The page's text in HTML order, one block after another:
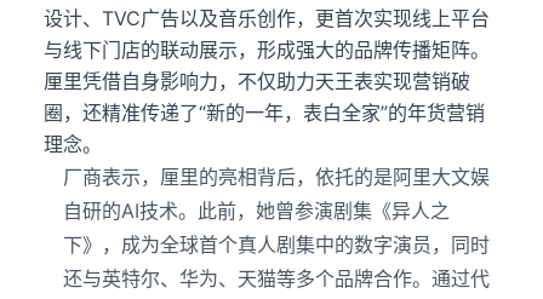
设计、TVC广告以及音乐创作，更首次实现线上平台
与线下门店的联动展示，形成强大的品牌传播矩阵。
厘里凭借自身影响力，不仅助力天王表实现营销破
圈，还精准传递了“新的一年，表白全家”的年货营销
理念。
厂商表示，厘里的亮相背后，依托的是阿里大文娱
自研的AI技术。此前，她曾参演剧集《异人之
下》，成为全球首个真人剧集中的数字演员，同时
还与英特尔、华为、天猫等多个品牌合作。通过代